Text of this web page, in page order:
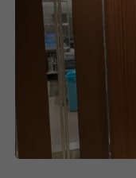
★宿泊、レストラ
り。ハイクオリテ
得に利用できます。